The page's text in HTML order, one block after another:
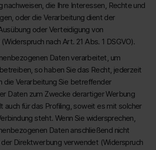
nachweisen, die Ihre Interessen, Rechte und
oder die Verarbeitung dient der
oder Verteidigung von
nach Art. 21 Abs. 1 DSGVO).
Daten verarbeitet, um
so haben Sie das Recht, jederzeit
die Verarbeitung Sie betreffender
Daten zum Zwecke derartiger Werbung
auch für das Profiling, soweit es mit solcher
steht. Wenn Sie widersprechen,
Daten anschließend nicht
Direktwerbung verwendet (Widerspruch